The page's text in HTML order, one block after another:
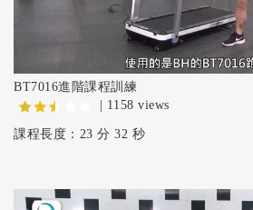
BT7016進階課程訓練
| 1158 views
課程長度：23 分 32 秒